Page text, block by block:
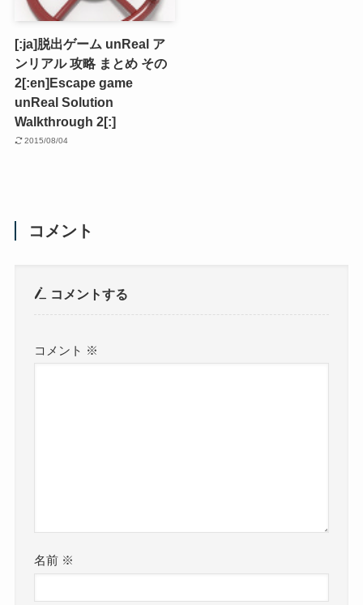
[:ja]脱出ゲーム unReal ア
ンリアル 攻略 まとめ その
2[:en]Escape game
unReal Solution
Walkthrough 2[:]
2015/08/04
コメント
コメントする
コメント ※
名前 ※